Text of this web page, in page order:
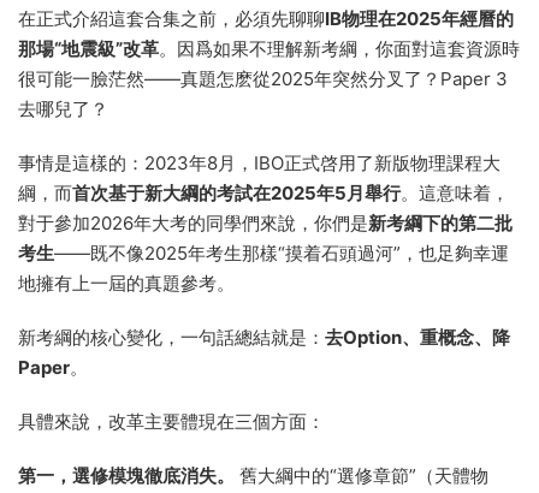
在正式介紹這套合集之前，必須先聊聊IB物理在2025年經曆的
那場“地震級”改革。因爲如果不理解新考綱，你面對這套資源時
很可能一臉茫然——真題怎麽從2025年突然分叉了？Paper 3
去哪兒了？
事情是這樣的：2023年8月，IBO正式啓用了新版物理課程大
綱，而首次基于新大綱的考試在2025年5月舉行。這意味着，
對于參加2026年大考的同學們來說，你們是新考綱下的第二批
考生——既不像2025年考生那樣“摸着石頭過河”，也足夠幸運
地擁有上一屆的真題參考。
新考綱的核心變化，一句話總結就是： 去Option、重概念、降
Paper。
具體來說，改革主要體現在三個方面：
第一，選修模塊徹底消失。
舊大綱中的“選修章節”（天體物